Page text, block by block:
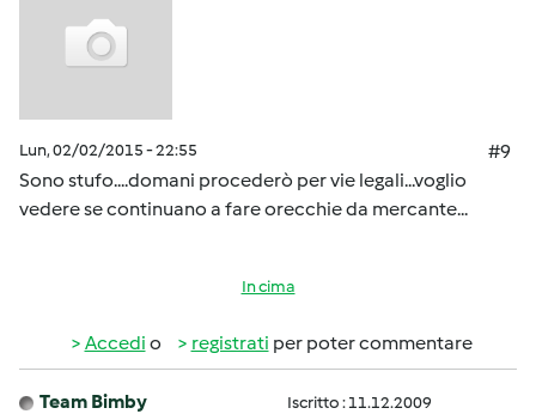
Lun, 02/02/2015 - 22:55
#9
Sono stufo....domani procederò per vie legali...voglio
vedere se continuano a fare orecchie da mercante...
In cima
Accedi o registrati per poter commentare
Team Bimby Iscritto : 11.12.2009